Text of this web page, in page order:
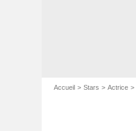
Accueil Stars Actrice